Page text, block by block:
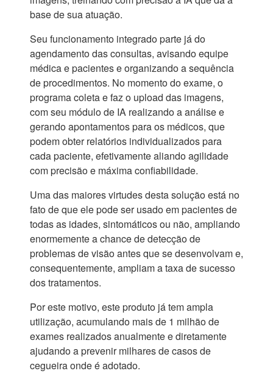
base de sua atuação.
Seu funcionamento integrado parte já do
agendamento das consultas, avisando equipe
médica e pacientes e organizando a sequência
de procedimentos. No momento do exame, o
programa coleta e faz o upload das imagens,
com seu módulo de IA realizando a análise e
gerando apontamentos para os médicos, que
podem obter relatórios individualizados para
cada paciente, efetivamente aliando agilidade
com precisão e máxima confiabilidade.
Uma das maiores virtudes desta solução está no
fato de que ele pode ser usado em pacientes de
todas as idades, sintomáticos ou não, ampliando
enormemente a chance de detecção de
problemas de visão antes que se desenvolvam e,
consequentemente, ampliam a taxa de sucesso
dos tratamentos.
Por este motivo, este produto já tem ampla
utilização, acumulando mais de 1 milhão de
exames realizados anualmente e diretamente
ajudando a prevenir milhares de casos de
cegueira onde é adotado.